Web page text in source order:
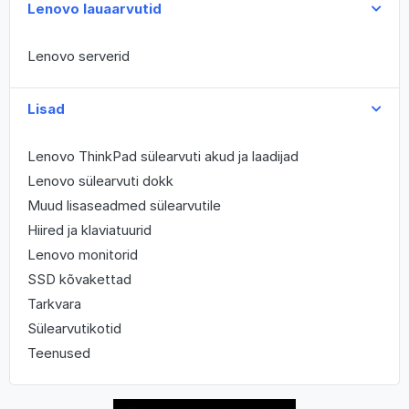
Lenovo lauaarvutid
Lenovo serverid
Lisad
Lenovo ThinkPad sülearvuti akud ja laadijad
Lenovo sülearvuti dokk
Muud lisaseadmed sülearvutile
Hiired ja klaviatuurid
Lenovo monitorid
SSD kõvakettad
Tarkvara
Sülearvutikotid
Teenused